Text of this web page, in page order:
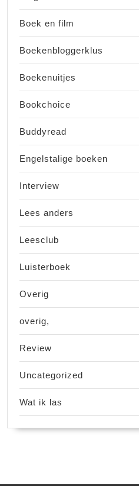
Boek en film
Boekenbloggerklus
Boekenuitjes
Bookchoice
Buddyread
Engelstalige boeken
Interview
Lees anders
Leesclub
Luisterboek
Overig
overig,
Review
Uncategorized
Wat ik las